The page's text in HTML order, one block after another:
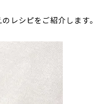
レシピをご紹介します。